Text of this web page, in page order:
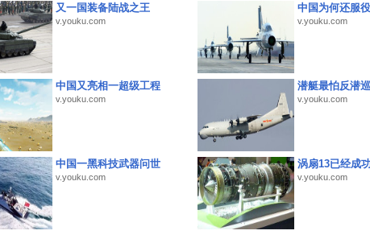
又一国装备陆战之王
v.youku.com
中国为何还服
v.youku.com
中国又亮相一超级工程
v.youku.com
潜艇最怕反潜
v.youku.com
中国一黑科技武器问世
v.youku.com
涡扇13已经成
v.youku.com